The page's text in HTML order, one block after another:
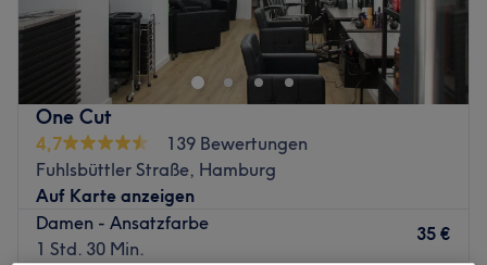
One Cut
4,7
139 Bewertungen
Fuhlsbüttler Straße, Hamburg
Auf Karte anzeigen
Damen - Ansatzfarbe
1 Std. 30 Min.
35 €